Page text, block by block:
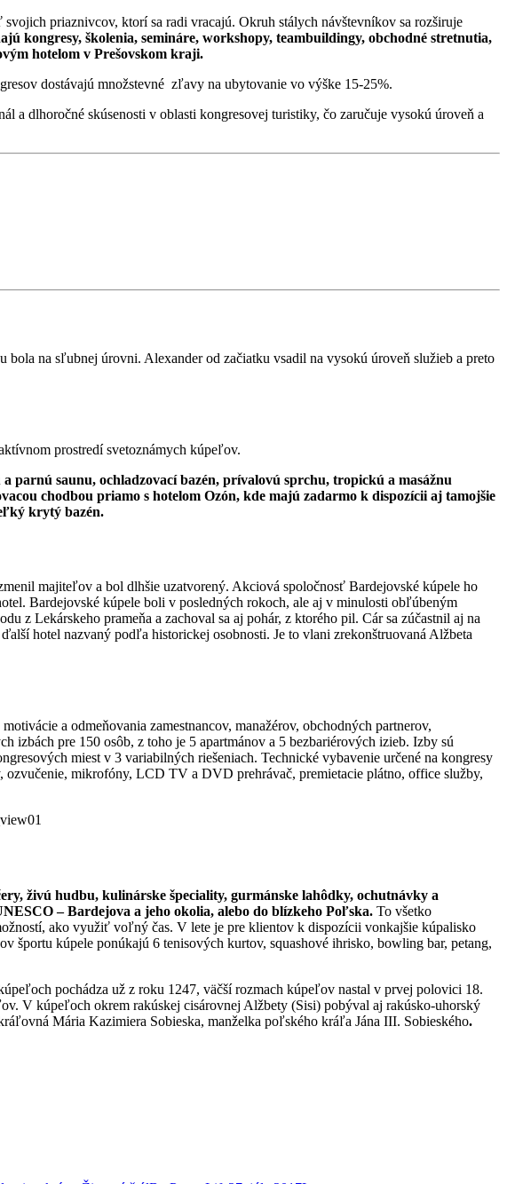
priaznivcov, ktorí sa radi vracajú. Okruh stálych návštevníkov sa rozširuje
kongresy, školenia, semináre, workshopy, teambuildingy, obchodné stretnutia,
hotelom v Prešovskom kraji.
dostávajú množstevné zľavy na ubytovanie vo výške 15-25%.
a dlhoročné skúsenosti v oblasti kongresovej turistiky, čo zaručuje vysokú úroveň a
bola na sľubnej úrovni. Alexander od začiatku vsadil na vysokú úroveň služieb a preto
prostredí svetoznámych kúpeľov.
parnú saunu, ochladzovací bazén, prívalovú sprchu, tropickú a masážnu
chodbou priamo s hotelom Ozón, kde majú zadarmo k dispozícii aj tamojšie
krytý bazén.
majiteľov a bol dlhšie uzatvorený. Akciová spoločnosť Bardejovské kúpele ho
Bardejovské kúpele boli v posledných rokoch, ale aj v minulosti obľúbeným
z Lekárskeho prameňa a zachoval sa aj pohár, z ktorého pil. Cár sa zúčastnil aj na
hotel nazvaný podľa historickej osobnosti. Je to vlani zrekonštruovaná Alžbeta
a odmeňovania zamestnancov, manažérov, obchodných partnerov,
pre 150 osôb, z toho je 5 apartmánov a 5 bezbariérových izieb. Izby sú
miest v 3 variabilných riešeniach. Technické vybavenie určené na kongresy
mikrofóny, LCD TV a DVD prehrávač, premietacie plátno, office služby,
živú hudbu, kulinárske špeciality, gurmánske lahôdky, ochutnávky a
– Bardejova a jeho okolia, alebo do blízkeho Poľska. To všetko
ako využiť voľný čas. V lete je pre klientov k dispozícii vonkajšie kúpalisko
športu kúpele ponúkajú 6 tenisových kurtov, squashové ihrisko, bowling bar, petang,
pochádza už z roku 1247, väčší rozmach kúpeľov nastal v prvej polovici 18.
V kúpeľoch okrem rakúskej cisárovnej Alžbety (Sisi) pobýval aj rakúsko-uhorský
Mária Kazimiera Sobieska, manželka poľského kráľa Jána III. Sobieského.